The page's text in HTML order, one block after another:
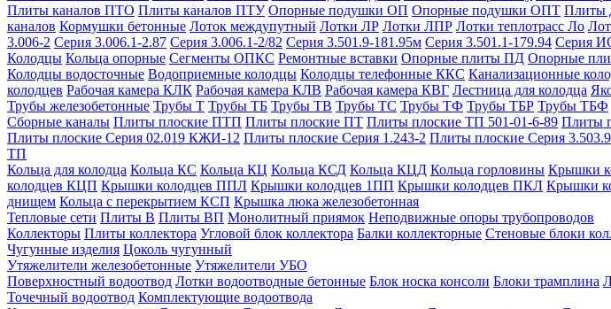
Плиты каналов ПТО Плиты каналов ПТУ Опорные подушки ОП Опорные подушки ОПТ Плиты
каналов Кормушки бетонные Лоток междупутный Лотки ЛР Лотки ЛПР Лотки теплотрасс Ло
3.006-2 Серия 3.006.1-2.87 Серия 3.006.1-2/82 Серия 3.501.9-181.95м Серия 3.501.1-179.94 Серия
Колодцы Кольца опорные Сегменты ОПКС Ремонтные вставки Опорные плиты ПД Опорные
Колодцы водосточные Водоприемные колодцы Колодцы телефонные ККС Канализационные
колодцев Рабочая камера КЛК Рабочая камера КЛВ Рабочая камера КВГ Лестница для колодца
Трубы железобетонные Трубы Т Трубы ТБ Трубы ТВ Трубы ТС Трубы ТФ Трубы ТБР Трубы ТБФ
Сборные каналы Плиты плоские ПТП Плиты плоские ПТ Плиты плоские ТП 501-01-6-89 Плиты
Плиты плоские Серия 02.019 КЖИ-12 Плиты плоские Серия 1.243-2 Плиты плоские Серия
ТП
Кольца для колодца Кольца КС Кольца КЦ Кольца КСД Кольца КЦД Кольца горловины Крышки
колодцев КЦП Крышки колодцев ППЛ Крышки колодцев 1ПП Крышки колодцев ПКЛ Крышки
днищем Кольца с перекрытием КСП Крышка люка железобетонная
Тепловые сети Плиты В Плиты ВП Монолитный приямок Неподвижные опоры трубопроводов
Коллекторы Плиты коллектора Угловой блок коллектора Балки коллекторные Стеновые блоки
Чугунные изделия Цоколь чугунный
Утяжелители железобетонные Утяжелители УБО
Поверхностный водоотвод Лотки водоотводные бетонные Блок носка консоли Блоки трамплина
Точечный водоотвод Комплектующие водоотвода